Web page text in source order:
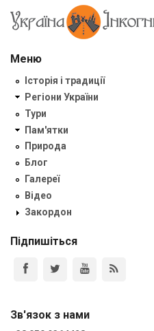
Меню
Історія і традиції
Регіони України
Тури
Пам'ятки
Природа
Блог
Галереї
Відео
Закордон
Підпишіться
Зв'язок з нами